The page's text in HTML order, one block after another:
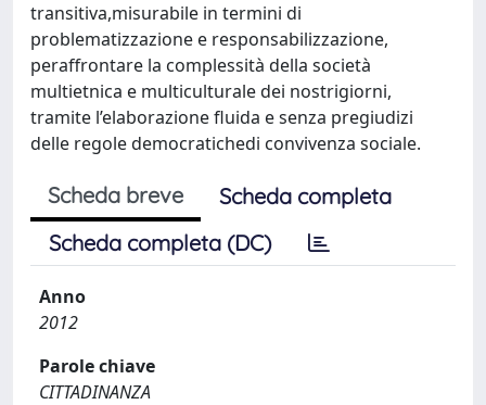
transitiva,misurabile in termini di
problematizzazione e responsabilizzazione,
peraffrontare la complessità della società
multietnica e multiculturale dei nostrigiorni,
tramite l’elaborazione fluida e senza pregiudizi
delle regole democratichedi convivenza sociale.
Scheda breve
Scheda completa
Scheda completa (DC)
Anno
2012
Parole chiave
CITTADINANZA